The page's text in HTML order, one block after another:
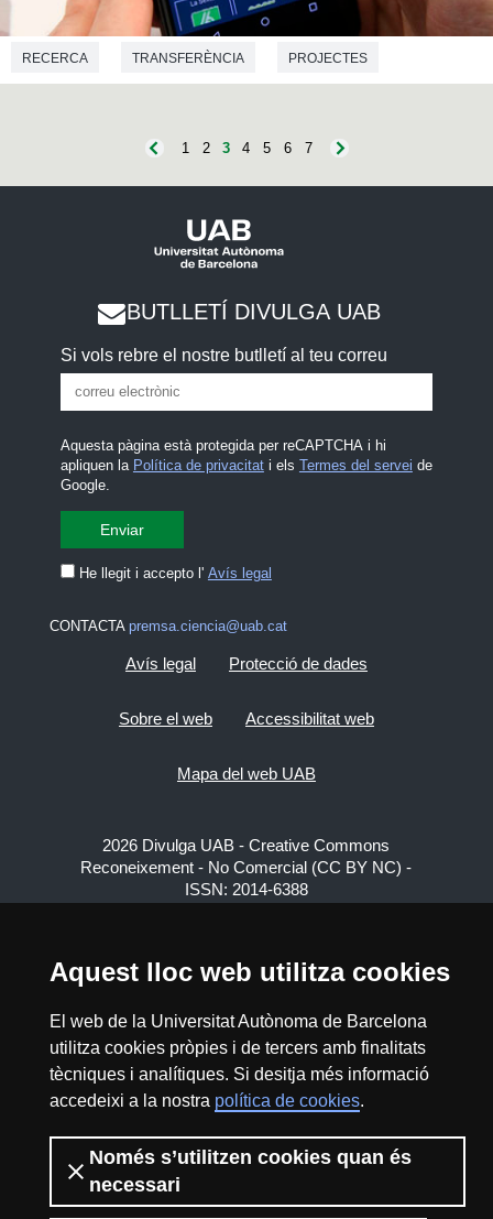
Aquest lloc web utilitza cookies
El web de la Universitat Autònoma de Barcelona
utilitza cookies pròpies i de tercers amb finalitats
tècniques i analítiques. Si desitja més informació
accedeixi a la nostra política de cookies.
Només s’utilitzen cookies quan és
necessari
RECERCA TRANSFERÈNCIA PROJECTES
1 2 3 4 5 6 7
BUTLLETÍ DIVULGA UAB
Si vols rebre el nostre butlletí al teu correu
Aquesta pàgina està protegida per reCAPTCHA i hi
apliquen la Política de privacitati els Termes del servei de
Google.
He llegit i accepto l' Avís legal
CONTACTA premsa.ciencia@uab.cat
Avís legal Protecció de dades
Sobre el web Accessibilitat web
Mapa del web UAB
2026 Divulga UAB - Creative Commons
Reconeixement - No Comercial (CC BY NC) -
ISSN: 2014-6388